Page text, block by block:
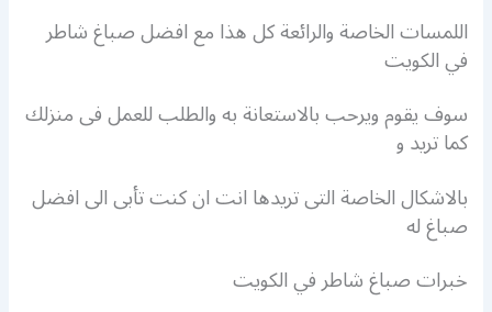
اللمسات الخاصة والرائعة كل هذا مع افضل صباغ شاطر
في الكويت
سوف يقوم ويرحب بالاستعانة به والطلب للعمل فى منزلك
كما تريد و
بالاشكال الخاصة التى تريدها انت ان كنت تأبى الى افضل
صباغ له
خبرات صباغ شاطر في الكويت